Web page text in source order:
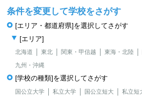
条件を変更して学校をさがす
[エリア・都道府県]を選択してさがす
[エリア]
北海道 東北 関東・甲信越 東海・北陸
九州・沖縄
[学校の種類]を選択してさがす
国公立大学 私立大学 国公立短大 私立短